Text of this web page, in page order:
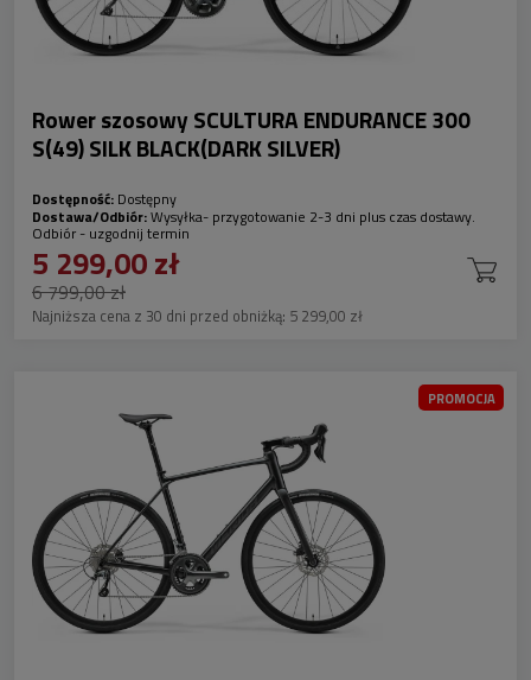
Rower szosowy SCULTURA ENDURANCE 300
S(49) SILK BLACK(DARK SILVER)
Dostępność: Dostępny
Dostawa/Odbiór:Wysyłka- przygotowanie 2-3 dni plus czas dostawy.
Odbiór - uzgodnij termin
5 299,00 zł
6 799,00 zł
Najniższa cena z 30 dni przed obniżką: 5 299,00 zł
PROMOCJA